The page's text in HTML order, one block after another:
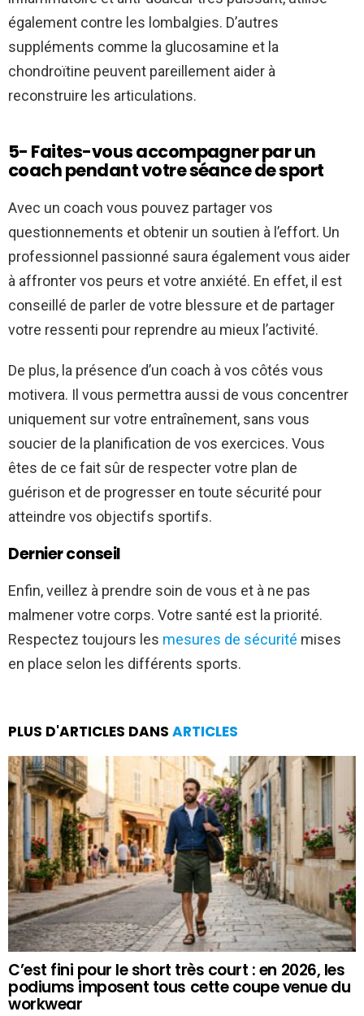
également contre les lombalgies. D’autres
suppléments comme la glucosamine et la
chondroïtine peuvent pareillement aider à
reconstruire les articulations.
5- Faites-vous accompagner par un
coach pendant votre séance de sport
Avec un coach vous pouvez partager vos
questionnements et obtenir un soutien à l’effort. Un
professionnel passionné saura également vous aider
à affronter vos peurs et votre anxiété. En effet, il est
conseillé de parler de votre blessure et de partager
votre ressenti pour reprendre au mieux l’activité.
De plus, la présence d’un coach à vos côtés vous
motivera. Il vous permettra aussi de vous concentrer
uniquement sur votre entraînement, sans vous
soucier de la planification de vos exercices. Vous
êtes de ce fait sûr de respecter votre plan de
guérison et de progresser en toute sécurité pour
atteindre vos objectifs sportifs.
Dernier conseil
Enfin, veillez à prendre soin de vous et à ne pas
malmener votre corps. Votre santé est la priorité.
Respectez toujours les mesures de sécurité mises
en place selon les différents sports.
PLUS D'ARTICLES DANS ARTICLES
C’est fini pour le short très court : en 2026, les
podiums imposent tous cette coupe venue du
workwear